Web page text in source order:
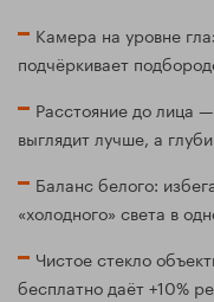
Камера на уровне
подчёркивает
Расстояние до лица
выглядит лучше, а
Баланс белого:
«холодного» света в
Чистое стекло
бесплатно даёт +10%